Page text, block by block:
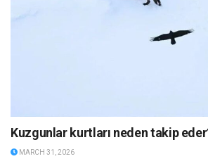
Kuzgunlar kurtları neden takip
MARCH 31, 2026